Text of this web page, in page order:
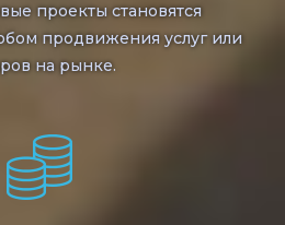
проекты становятся
продвижения услуг или
на рынке.